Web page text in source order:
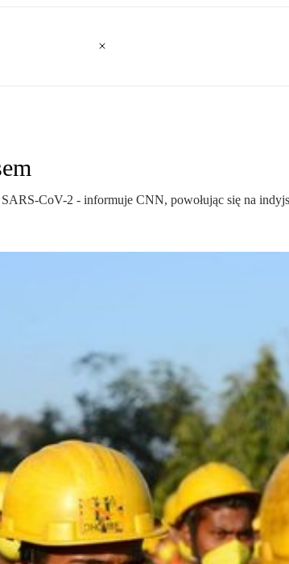
CoV-2 - informuje CNN, powołując się na